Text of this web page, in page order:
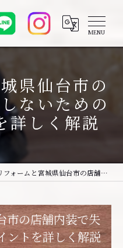
県仙台市の
ないための
詳しく解説
ォームと宮城県仙台市の店舗内装で失敗しないための実践ポイントを詳しく解説
市の店舗内装で失
ントを詳しく解説